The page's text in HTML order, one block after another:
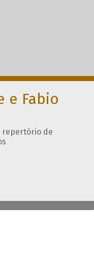
e Fabio
repertório de